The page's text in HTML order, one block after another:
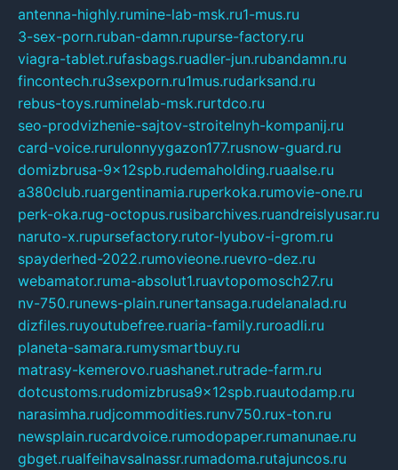
antenna-highly.rumine-lab-msk.ru1-mus.ru
3-sex-porn.ruban-damn.rupurse-factory.ru
viagra-tablet.rufasbags.ruadler-jun.rubandamn.ru
fincontech.ru3sexporn.ru1mus.rudarksand.ru
rebus-toys.ruminelab-msk.rurtdco.ru
seo-prodvizhenie-sajtov-stroitelnyh-kompanij.ru
card-voice.rurulonnyygazon177.rusnow-guard.ru
domizbrusa-9x12spb.rudemaholding.ruaalse.ru
a380club.ruargentinamia.ruperkoka.rumovie-one.ru
perk-oka.rug-octopus.rusibarchives.ruandreislyusar.ru
naruto-x.rupursefactory.rutor-lyubov-i-grom.ru
spayderhed-2022.rumovieone.ruevro-dez.ru
webamator.ruma-absolut1.ruavtopomosch27.ru
nv-750.runews-plain.runertansaga.rudelanalad.ru
dizfiles.ruyoutubefree.ruaria-family.ruroadli.ru
planeta-samara.rumysmartbuy.ru
matrasy-kemerovo.ruashanet.rutrade-farm.ru
dotcustoms.rudomizbrusa9x12spb.ruautodamp.ru
narasimha.rudjcommodities.runv750.rux-ton.ru
newsplain.rucardvoice.rumodopaper.rumanunae.ru
gbget.rualfeihavsalnassr.rumadoma.rutajuncos.ru